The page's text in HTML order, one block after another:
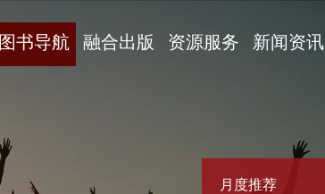
图书导航 融合出版 资源服务 新闻资讯
月度推荐